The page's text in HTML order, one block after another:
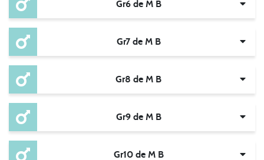
Gr6 de M B
Gr7 de M B
Gr8 de M B
Gr9 de M B
Gr10 de M B